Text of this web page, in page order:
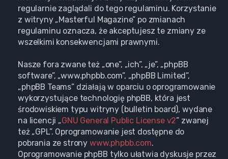
regularnie zaglądali do tego regulaminu. Korzystanie
z witryny „Masterful Magazine” po zmianach
regulaminu oznacza, że akceptujesz te zmiany ze
wszelkimi konsekwencjami prawnymi.
Nasze fora zwane też „one”, „ich”, „je”, „phpBB
software”, „www.phpbb.com”, „phpBB Limited”,
„phpBB Teams” działają w oparciu o oprogramowanie
wykorzystujące technologię phpBB, która jest
środowiskiem typu witryny (bulletin board), wydane
na licencji „GNU General Public License v2” zwanej
też „GPL”. Oprogramowanie jest dostępne do
pobrania ze strony www.phpbb.com.
Oprogramowanie phpBB tylko ułatwia dyskusje przez